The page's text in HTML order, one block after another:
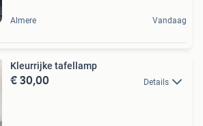
Almere Vandaag
Kleurrijke tafellamp
€ 30,00 Details